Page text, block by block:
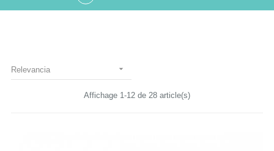
Relevancia 
Affichage 1-12 de 28 article(s)